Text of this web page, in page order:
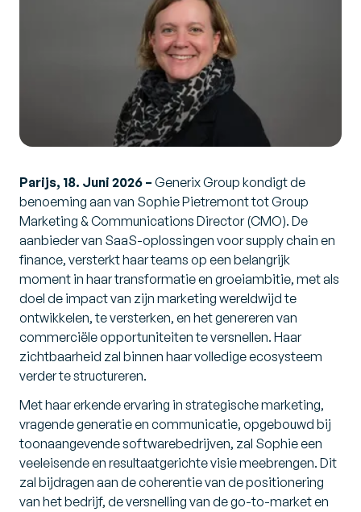
Parijs, 18. Juni 2026 – Generix Group kondigt de
benoeming aan van Sophie Pietremont tot Group
Marketing & Communications Director (CMO). De
aanbieder van SaaS-oplossingen voor supply chain en
finance, versterkt haar teams op een belangrijk
moment in haar transformatie en groeiambitie, met als
doel de impact van zijn marketing wereldwijd te
ontwikkelen, te versterken, en het genereren van
commerciële opportuniteiten te versnellen. Haar
zichtbaarheid zal binnen haar volledige ecosysteem
verder te structureren.
Met haar erkende ervaring in strategische marketing,
vragende generatie en communicatie, opgebouwd bij
toonaangevende softwarebedrijven, zal Sophie een
veeleisende en resultaatgerichte visie meebrengen. Dit
zal bijdragen aan de coherentie van de positionering
van het bedrijf, de versnelling van de go-to-market en